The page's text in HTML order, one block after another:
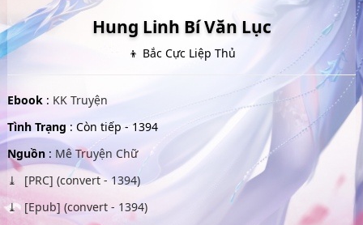
Hung Linh Bí Văn Lục
👦 Bắc Cực Liệp Thủ
Ebook : KK Truyện
Tình Trạng : Còn tiếp - 1394
Nguồn: Mê Truyện Chữ
[PRC] (convert - 1394)
[Epub] (convert - 1394)